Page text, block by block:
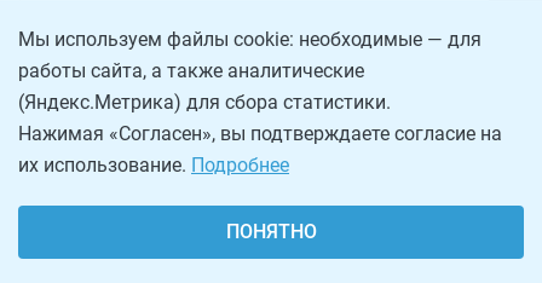
по ПСН на страховые взносы при досрочном
прекращении деятельности
Специалисты Минфина России ответили на вопрос,
нужно ли пересчитывать ранее заявленное уменьшение
налога по ПСН на страховые взносы, если ИП прекратил
«патентную» деятельность до окончания срока патента и
после пересчета налога выяснилось, что вычет применен
Обзоры
155
Мы используем файлы cookie: необходимые — для
работы сайта, а также аналитические
(Яндекс.Метрика) для сбора статистики.
Нажимая «Согласен», вы подтверждаете согласие на
их использование. Подробнее
ПОНЯТНО